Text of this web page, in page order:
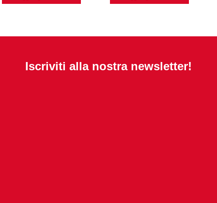
Iscriviti alla nostra newsletter!